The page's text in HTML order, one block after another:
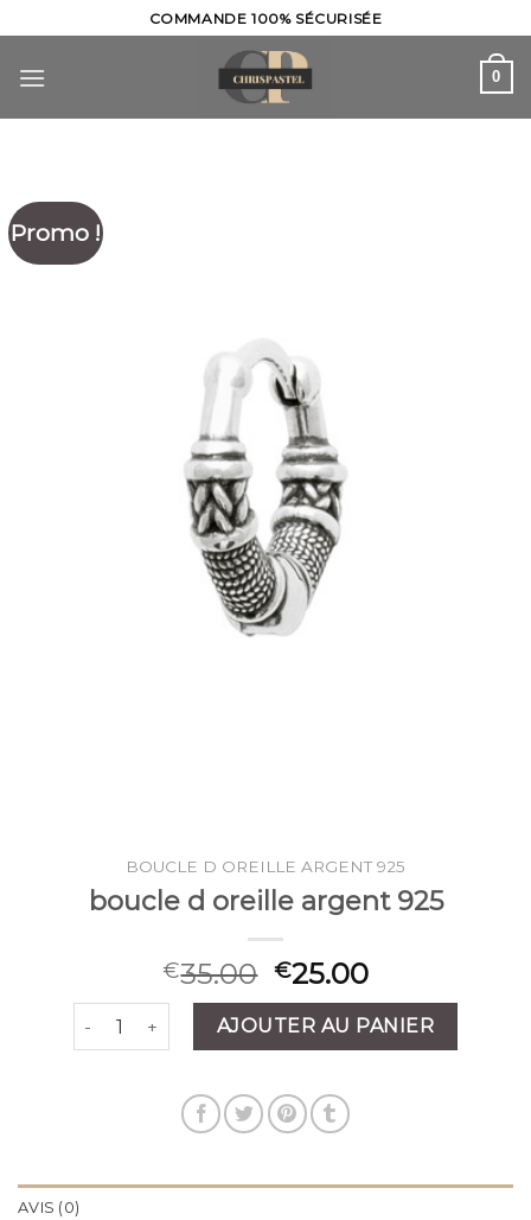
to
content
COMMANDE 100% SÉCURISÉE
0
Promo !
BOUCLE D OREILLE ARGENT 925
boucle d oreille argent 925
€35.00 €25.00
quantité de boucle d oreille argent 925
AJOUTER AU PANIER
AVIS (0)